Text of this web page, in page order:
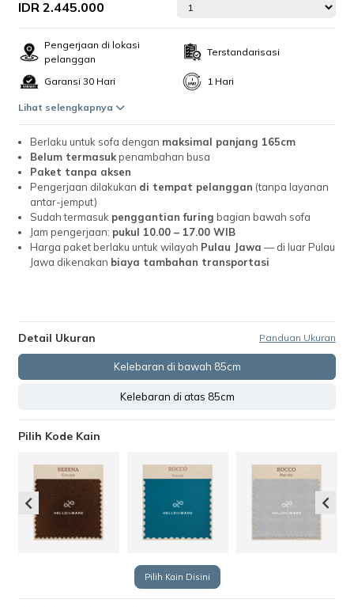
IDR 2.445.000
Pengerjaan di lokasi
pelanggan
Terstandarisasi
Garansi 30 Hari 1 Hari
Lihat selengkapnya
Berlaku untuk sofa dengan maksimal panjang 165cm
Belum termasukpenambahan busa
Paket tanpa aksen
Pengerjaan dilakukan di tempat pelanggan (tanpa layanan
antar-jemput)
Sudah termasuk penggantian furing bagian bawah sofa
Jam pengerjaan: pukul 10.00 – 17.00 WIB
Harga paket berlaku untuk wilayah Pulau Jawa — di luar Pulau
Jawa dikenakan biaya tambahan transportasi
Detail Ukuran Panduan Ukuran
Kelebaran di bawah 85cm
Kelebaran di atas 85cm
Pilih Kode Kain
Pilih Kain Disini